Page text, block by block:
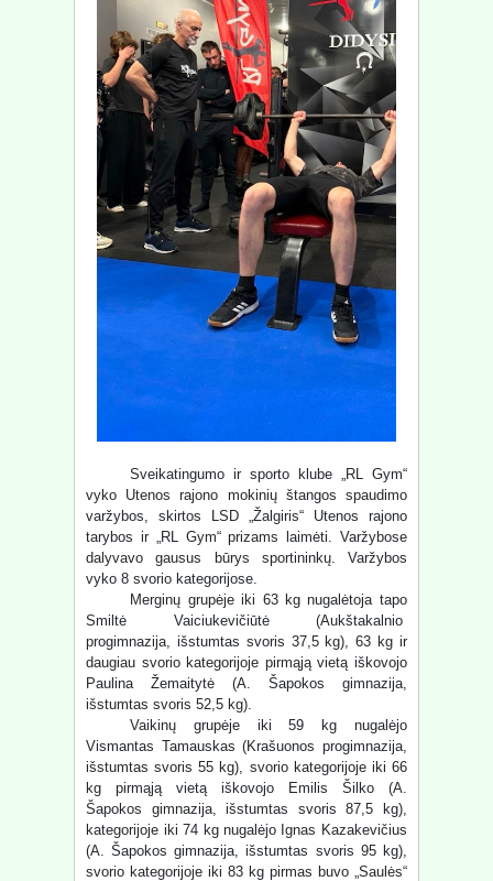
Sveikatingumo ir sporto klube „RL Gym“
vyko Utenos rajono mokinių štangos spaudimo
varžybos, skirtos LSD „Žalgiris“ Utenos rajono
tarybos ir „RL Gym“ prizams laimėti. Varžybose
dalyvavo gausus būrys sportininkų. Varžybos
vyko 8 svorio kategorijose.
Merginų grupėje iki 63 kg nugalėtoja tapo
Smiltė Vaiciukevičiūtė (Aukštakalnio
progimnazija, išstumtas svoris 37,5 kg), 63 kg ir
daugiau svorio kategorijoje pirmąją vietą iškovojo
Paulina Žemaitytė (A. Šapokos gimnazija,
išstumtas svoris 52,5 kg).
Vaikinų grupėje iki 59 kg nugalėjo
Vismantas Tamauskas (Krašuonos progimnazija,
išstumtas svoris 55 kg), svorio kategorijoje iki 66
kg pirmąją vietą iškovojo Emilis Šilko (A.
Šapokos gimnazija, išstumtas svoris 87,5 kg),
kategorijoje iki 74 kg nugalėjo Ignas Kazakevičius
(A. Šapokos gimnazija, išstumtas svoris 95 kg),
svorio kategorijoje iki 83 kg pirmas buvo „Saulės“